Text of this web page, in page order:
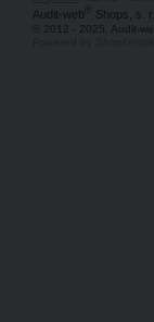
Audit-web Shops, s.
© 2012 - 2025, Audit-